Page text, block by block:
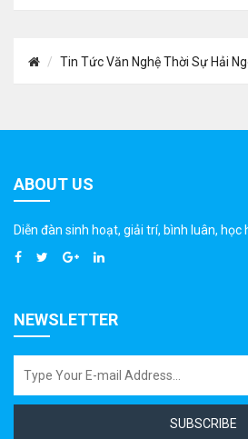
Tin Tức Văn Nghệ Thời Sự Hải
ABOUT US
Diễn đàn sinh hoạt, giải trí, bình luân, học
NEWSLETTER
SUBSCRIBE